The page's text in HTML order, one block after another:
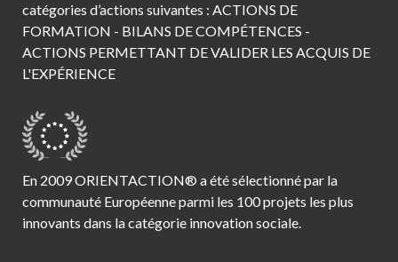
catégories d’actions suivantes : ACTIONS DE
FORMATION - BILANS DE COMPÉTENCES -
ACTIONS PERMETTANT DE VALIDER LES ACQUIS DE
L'EXPÉRIENCE
En 2009 ORIENTACTION® a été sélectionné par la
communauté Européenne parmi les 100 projets les plus
innovants dans la catégorie innovation sociale.